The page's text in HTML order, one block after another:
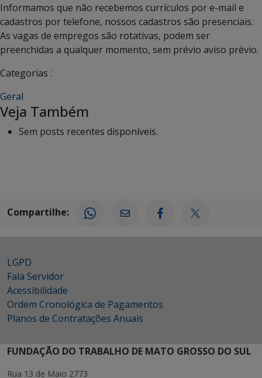
Informamos que não recebemos currículos por e-mail e
cadastros por telefone, nossos cadastros são presenciais.
As vagas de empregos são rotativas, podem ser
preenchidas a qualquer momento, sem prévio aviso prévio.
Categorias :
Geral
Veja Também
Sem posts recentes disponíveis.
Compartilhe:
LGPD
Fala Servidor
Acessibilidade
Ordem Cronológica de Pagamentos
Planos de Contratações Anuais
FUNDAÇÃO DO TRABALHO DE MATO GROSSO DO SUL
Rua 13 de Maio 2773